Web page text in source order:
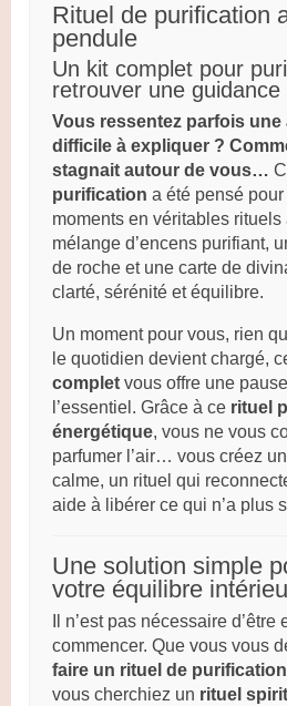
Rituel de purification
pendule
Un kit complet pour
retrouver une guidance
Vous ressentez parfois
difficile à expliquer ?
stagnait autour de vous…
purification a été pensé
moments en véritables rituels
mélange d’encens purifiant,
de roche et une carte de
clarté, sérénité et équilibre.
Un moment pour vous, rien
le quotidien devient chargé,
complet vous offre une
l’essentiel. Grâce à ce rituel
énergétique, vous ne vous
parfumer l’air… vous créez
calme, un rituel qui
aide à libérer ce qui n’a plus
Une solution simple
votre équilibre
Il n’est pas nécessaire d’être
commencer. Que vous vous
faire un rituel de
vous cherchiez un rituel